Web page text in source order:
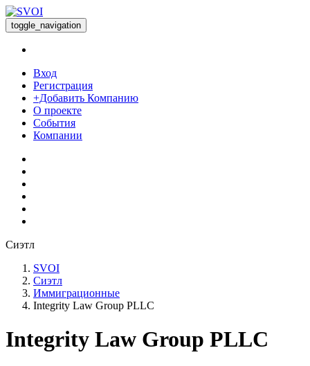
toggle_navigation
Вход
Регистрация
+Добавить Компанию
О проекте
События
Компании
Сиэтл
SVOI
Сиэтл
Иммиграционные
Integrity Law Group PLLC
Integrity Law Group PLLC